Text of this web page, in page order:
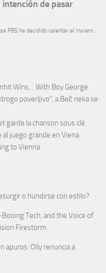
Wins… With Boy George
poverljivo”, a Beč neka se
garde la chanson sous clé
al juego grande en Viena
to Vienna
o hundirse con estilo?
Booing Tech, and the Voice of
Firestorm
apuros: Olly renuncia a